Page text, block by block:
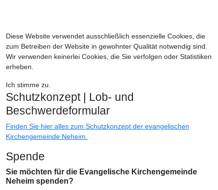
Diese Website verwendet ausschließlich essenzielle Cookies, die
zum Betreiben der Website in gewohnter Qualität notwendig sind.
Wir verwenden keinerlei Cookies, die Sie verfolgen oder Statistiken
erheben.
Ich stimme zu.
Schutzkonzept | Lob- und
Beschwerdeformular
Finden Sie hier alles zum Schutzkonzept der evangelischen
Kirchengemeinde Neheim.
Spende
Sie möchten für die Evangelische Kirchengemeinde
Neheim spenden?